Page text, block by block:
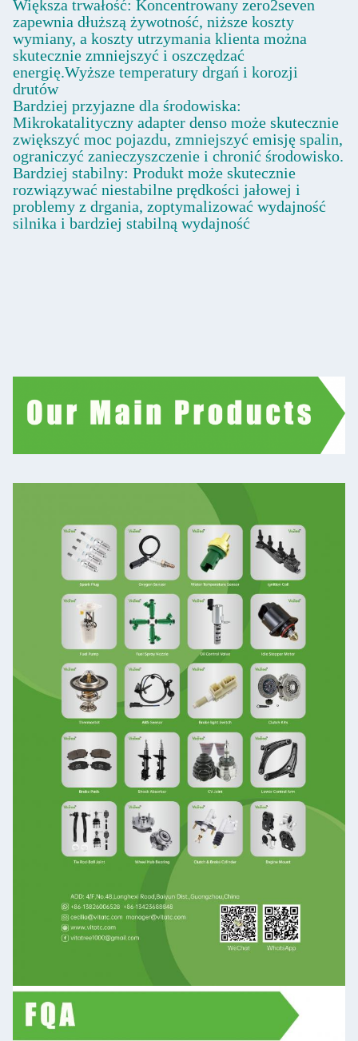
Większa trwałość: Koncentrowany zero2seven
zapewnia dłuższą żywotność, niższe koszty
wymiany, a koszty utrzymania klienta można
skutecznie zmniejszyć i oszczędzać
energię.Wyższe temperatury drgań i korozji
drutów
Bardziej przyjazne dla środowiska:
Mikrokatalityczny adapter denso może skutecznie
zwiększyć moc pojazdu, zmniejszyć emisję spalin,
ograniczyć zanieczyszczenie i chronić środowisko.
Bardziej stabilny: Produkt może skutecznie
rozwiązywać niestabilne prędkości jałowej i
problemy z drgania, zoptymalizować wydajność
silnika i bardziej stabilną wydajność